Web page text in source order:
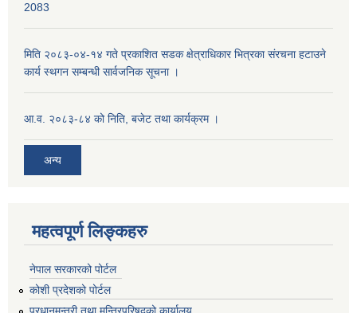
2083
मिति २०८३-०४-१४ गते प्रकाशित सडक क्षेत्राधिकार भित्रका संरचना हटाउने
कार्य स्थगन सम्बन्धी सार्वजनिक सूचना ।
आ.व. २०८३-८४ को निति, बजेट तथा कार्यक्रम ।
अन्य
महत्वपूर्ण लिङ्कहरु
नेपाल सरकारको पोर्टल
कोशी प्रदेशको पोर्टल
प्रधानमन्‍त्री तथा मन्‍त्रिपरिषद्को कार्यालय